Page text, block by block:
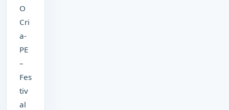
O
Cri
a-
PE
–
Fes
tiv
al